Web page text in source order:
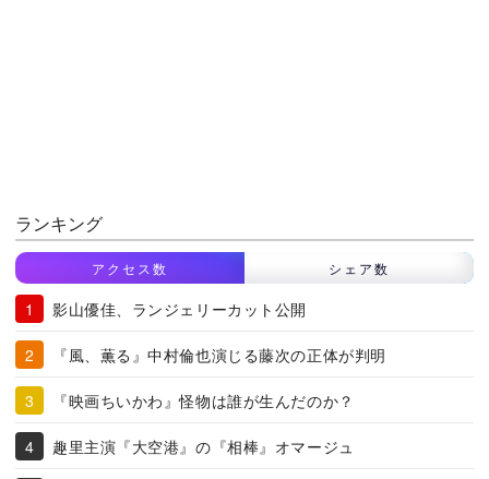
ランキング
アクセス数 シェア数
影山優佳、ランジェリーカット公開
『風、薫る』中村倫也演じる藤次の正体が判明
『映画ちいかわ』怪物は誰が生んだのか？
趣里主演『大空港』の『相棒』オマージュ